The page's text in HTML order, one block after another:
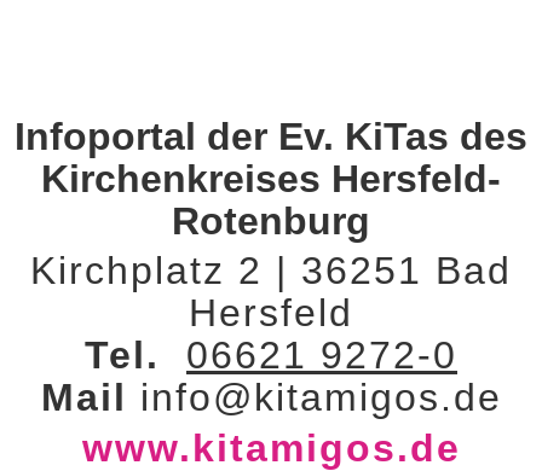
Infoportal der Ev. KiTas des
Kirchenkreises Hersfeld-
Rotenburg
Kirchplatz 2 | 36251 Bad
Hersfeld
Tel. 06621 9272-0
Mail info@kitamigos.de
www.kitamigos.de